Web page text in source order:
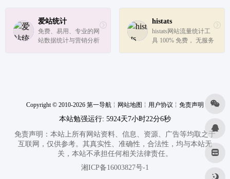
一身。目前来说还不能
自建，不过看着界面挺
简洁。
计数，网站计数器，网
站计数插件，博客计数
器，WordPress计数插
爱站统计
免费、易用、专业的网
站数据统计与营销分析
histats
histats网站流量统计工
具 100% 免费， 无服务
Copyright © 2010-2026 第一导航 ╎ 网站地图 ╎ 用户协议 ╎ 免责声明
本站勉强运行: 5924天7小时22分6秒
免责声明：本站上所有网站资料、信息、资源、广告等均取之于
互联网，仅供参考。其真实性、准确性，合法性，均与本站无
关，本站不承担任何相关法律责任。
湘ICP备16003827号-1